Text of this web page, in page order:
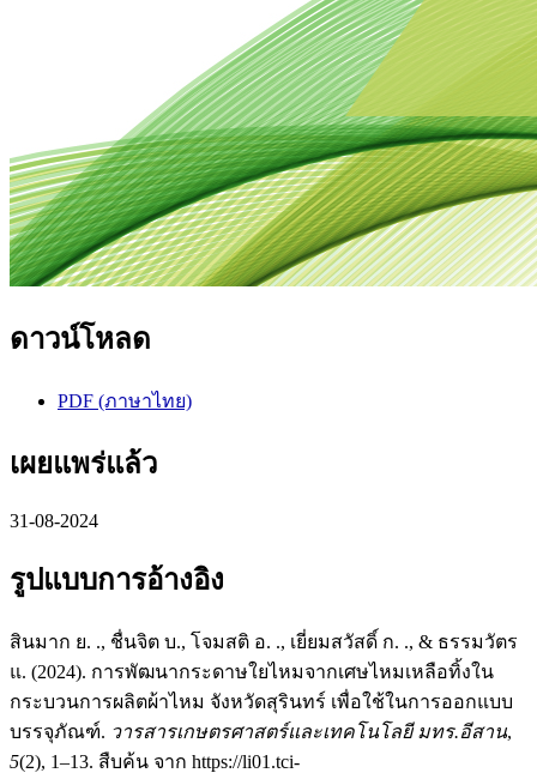
ดาวน์โหลด
PDF (ภาษาไทย)
เผยแพร่แล้ว
31-08-2024
รูปแบบการอ้างอิง
สินมาก ย. ., ชื่นจิต บ., โจมสติ อ. ., เยี่ยมสวัสดิ์ ก. ., & ธรรมวัตร
แ. (2024). การพัฒนากระดาษใยไหมจากเศษไหมเหลือทิ้งใน
กระบวนการผลิตผ้าไหม จังหวัดสุรินทร์ เพื่อใช้ในการออกแบบ
บรรจุภัณฑ์. วารสารเกษตรศาสตร์และเทคโนโลยี มทร.อีสาน,
5(2), 1–13. สืบค้น จาก https://li01.tci-